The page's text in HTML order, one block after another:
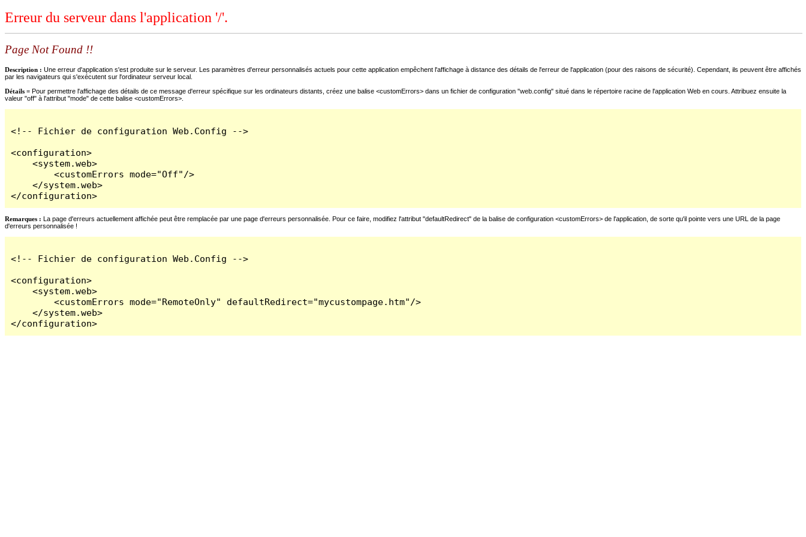
Erreur du serveur dans l'application '/'.
Page Not Found !!
Description : Une erreur d'application s'est produite sur le serveur. Les paramètres d'erreur personnalisés actuels pour cette application empêchent l'affichage à distance des détails de l'erreur de l'application (pour des raisons de sécurité). Cependant, ils peuvent être affichés
par les navigateurs qui s'exécutent sur l'ordinateur serveur local.
Détails = Pour permettre l'affichage des détails de ce message d'erreur spécifique sur les ordinateurs distants, créez une balise <customErrors> dans un fichier de configuration "web.config" situé dans le répertoire racine de l'application Web en cours. Attribuez ensuite la
valeur "off" à l'attribut "mode" de cette balise <customErrors>.
<!-- Fichier de configuration Web.Config -->
<configuration>
    <system.web>
        <customErrors mode="Off"/>
    </system.web>
</configuration>
Remarques : La page d'erreurs actuellement affichée peut être remplacée par une page d'erreurs personnalisée. Pour ce faire, modifiez l'attribut "defaultRedirect" de la balise de configuration <customErrors> de l'application, de sorte qu'il pointe vers une URL de la page
d'erreurs personnalisée !
<!-- Fichier de configuration Web.Config -->
<configuration>
    <system.web>
        <customErrors mode="RemoteOnly" defaultRedirect="mycustompage.htm"/>
    </system.web>
</configuration>